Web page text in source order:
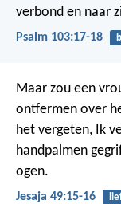
verbond en naar
Psalm 103:17-18
Maar zou een
ontfermen over
het vergeten, Ik
handpalmen
ogen.
Jesaja 49:15-16